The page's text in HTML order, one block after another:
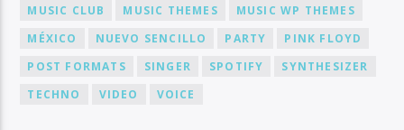
MUSIC CLUB
MUSIC THEMES
MUSIC WP THEMES
MÉXICO
NUEVO SENCILLO PARTY
PINK FLOYD
POST FORMATS
SINGER SPOTIFY
SYNTHESIZER
TECHNO
VIDEO VOICE